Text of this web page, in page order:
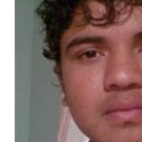
वर्णन गरिएको यो उपन्यास, विश्व कै
। तपाईलाई रेडियोवाचनमा,
प्रतिक्रियाको आशा मा रहेकाछौँ ।